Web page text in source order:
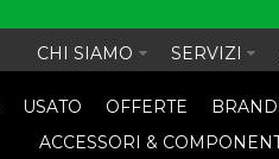
CHI SIAMO SERVIZI
USATO OFFERTE
ACCESSORI &